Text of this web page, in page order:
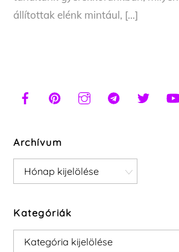
állítottak elénk mintául, […]
Archívum
Archívum
Kategóriák
Kategóriák